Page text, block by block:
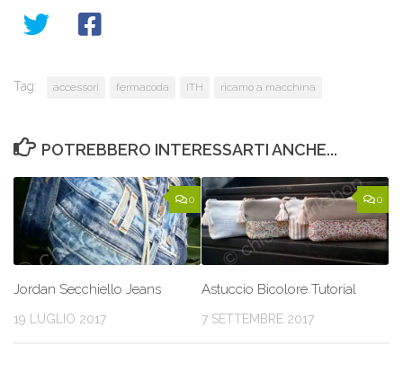
Tag: accessori fermacoda ITH ricamo a macchina
POTREBBERO INTERESSARTI ANCHE...
0
Jordan Secchiello Jeans
19 LUGLIO 2017
0
Astuccio Bicolore Tutorial
7 SETTEMBRE 2017